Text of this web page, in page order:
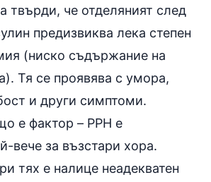
твърди, че отделяният след
предизвиква лека степен
(ниско съдържание на
Тя се проявява с умора,
и други симптоми.
е фактор – PPH е
вече за възстари хора.
тях е налице неадекватен